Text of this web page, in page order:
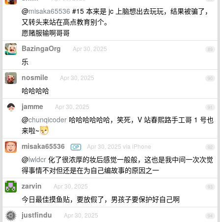
@misaka65536 #15 本来是 jc 上脑想出去玩玩，结果被骗了，
又转头来站在高点教育别个。
愿赌服输啊哥哥
89
BazingaOrg Apr 30, 2025
乐
90
nosmile Apr 30, 2025
哈哈哈哈
91
jamme Apr 30, 2025
@chunqicoder 哈哈哈哈哈哈，笑死，V 站春熙路手工哥 1 号也
来啦~
92
misaka65536 OP Apr 30, 2025 via iPhone
@lwldcr 化了很浓厚的妆后感觉一般般，这也是我中间一次次觉
得事情不对但还是在为自己编故事的原因之一
93
zarvin Apr 30, 2025
今日最佳摸鱼贴，要放假了，男孩子要保护好自己啊
94
justfindu Apr 30, 2025